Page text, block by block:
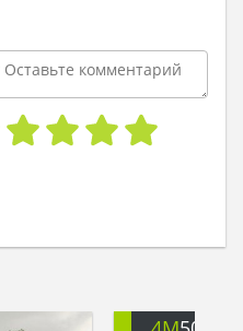
А всем вместе можно
папа, угощая гостей
можем жить здесь
ближайшего магазина.